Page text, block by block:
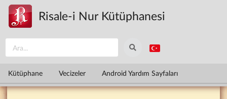
Ana içeriğe atla
Risale-i Nur Kütüphanesi
Kütüphane Vecizeler Android Yardım Sayfaları